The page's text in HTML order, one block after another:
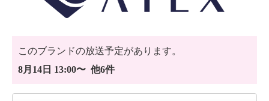
・本品に大きな荷重がかかるような使い方をすると、
保護装置が作動し、動作が止まる場合がある。
程度）から、再度動作させる。
【同梱書類】
・適正使用のお願い
このブランドの放送予定があります。
8月14日 13:00〜 他6件